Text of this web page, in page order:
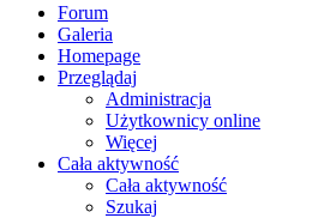
Forum
Galeria
Homepage
Przeglądaj
Administracja
Użytkownicy online
Więcej
Cała aktywność
Cała aktywność
Szukaj